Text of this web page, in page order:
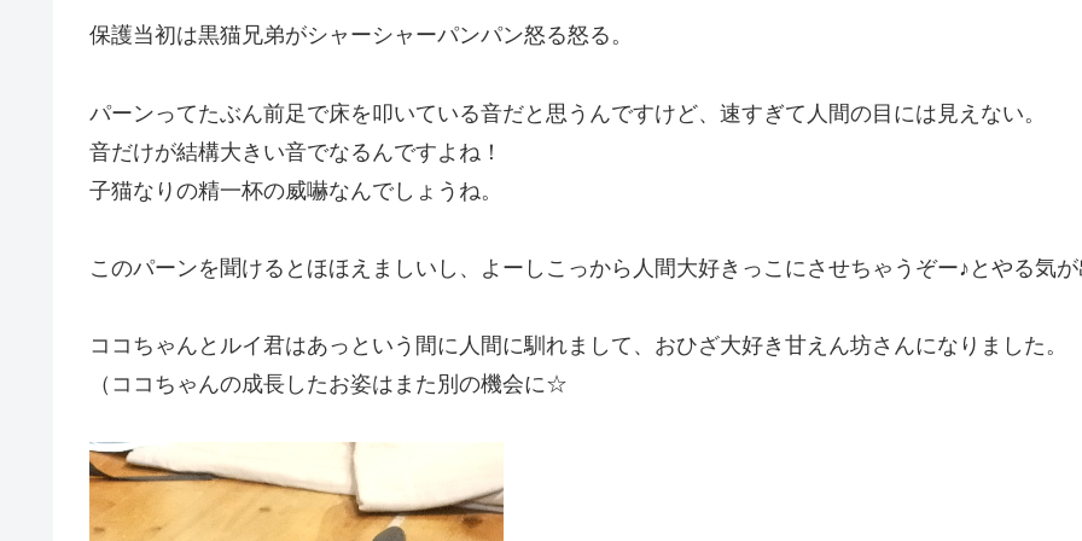
保護当初は黒猫兄弟がシャーシャーパンパン怒る怒る。
パーンってたぶん前足で床を叩いている音だと思うんですけど、速すぎて人間の目には見えない。
音だけが結構大きい音でなるんですよね！
子猫なりの精一杯の威嚇なんでしょうね。
このパーンを聞けるとほほえましいし、よーしこっから人間大好きっこにさせちゃうぞー♪とやる気が
ココちゃんとルイ君はあっという間に人間に馴れまして、おひざ大好き甘えん坊さんになりました。
（ココちゃんの成長したお姿はまた別の機会に☆